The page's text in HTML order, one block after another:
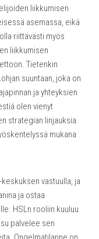
liikkumisen
asemassa, eikä
riittävästi myös
liikkumisen
Tietenkin
suuntaan, joka on
ja yhteyksien
olen vienyt
strategian linjauksia.
mukana
vastuulla, ja
ja ostaa
HSLn rooliin kuuluu
palvelee sen